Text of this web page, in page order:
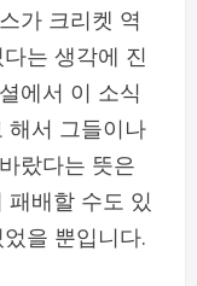
가 크리켓 역
는 생각에 진
에서 이 소식
해서 그들이나
랐다는 뜻은
패배할 수도 있
을 뿐입니다.